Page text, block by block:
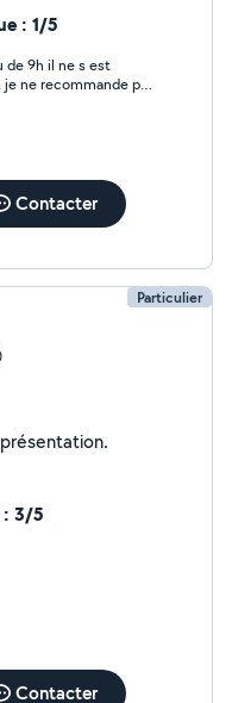
: 1/5
Contacter
Particulier
Je n'ai pas encore renseigné ma présentation.
: 3/5
Contacter